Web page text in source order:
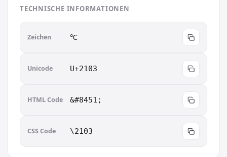
TECHNISCHE INFORMATIONEN
Zeichen ℃︎
Unicode U+2103
HTML Code &#8451;
CSS Code \2103